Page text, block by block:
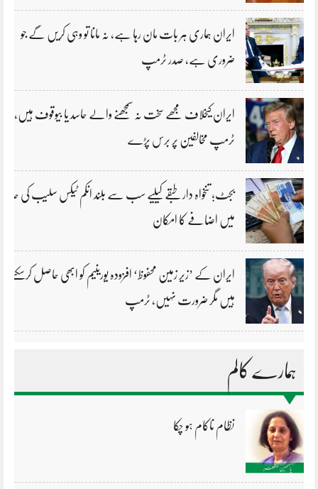
ایران ہماری ہر بات مان رہا ہے، نہ مانا تو وہی کریں گے جو
ضروری ہے، صدر ٹرمپ
ایران کیخلاف مجھے سخت نہ سمجھنے والے حاسد یا بیوقوف ہیں،
ٹرمپ مخالفین پر برس پڑے
بجٹ؛ تنخواہ دار طبقے کیلیے سب سے بلند انکم ٹیکس سلیب کی حد
میں اضافے کا امکان
ایران کے ’زیر زمین محفوظ‘ افزودہ یورینیم کو ابھی حاصل کرسکتے
ہیں مگر ضرورت نہیں، ٹرمپ
ہمارے کالم
نظام ناکام ہو چکا